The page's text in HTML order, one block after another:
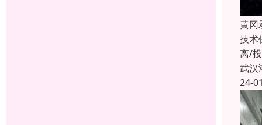
黄冈
技术
离/
武汉
24-